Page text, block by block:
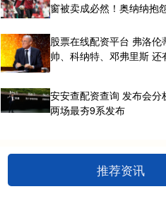
窗被卖成必然！奥纳纳抱
股票在线配资平台 弗洛伦
帅、科纳特、邓弗里斯
安安查配资查询 发布会
两场最夯9系发布
推荐资讯